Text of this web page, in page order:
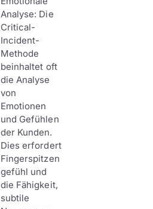
Analyse: Die
Critical-
Incident-
Methode
beinhaltet oft
die Analyse
von
Emotionen
und Gefühlen
der Kunden.
Dies erfordert
Fingerspitzen
gefühl und
die Fähigkeit,
subtile